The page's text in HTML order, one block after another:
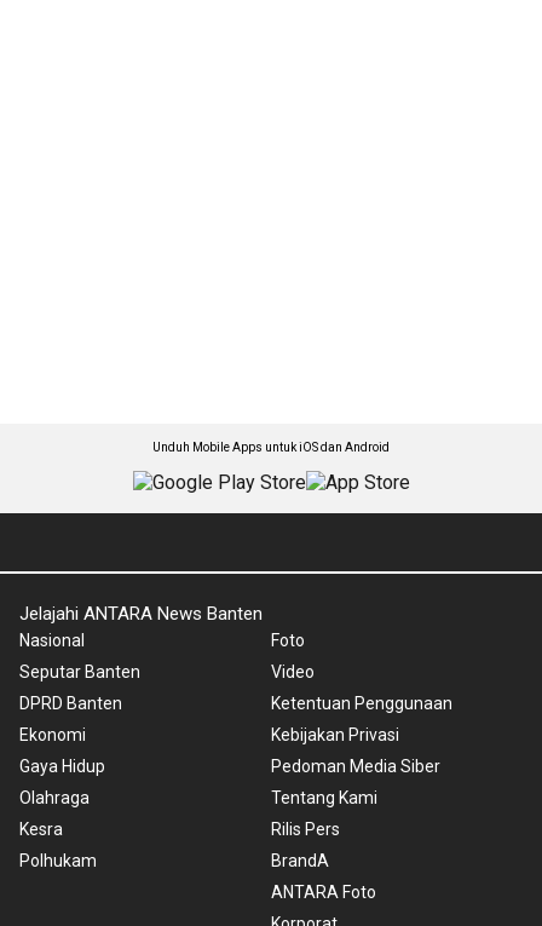
Unduh Mobile Apps untuk iOS dan Android
Jelajahi ANTARA News Banten
Nasional
Seputar Banten
DPRD Banten
Ekonomi
Gaya Hidup
Olahraga
Kesra
Polhukam
Foto
Video
Ketentuan Penggunaan
Kebijakan Privasi
Pedoman Media Siber
Tentang Kami
Rilis Pers
BrandA
ANTARA Foto